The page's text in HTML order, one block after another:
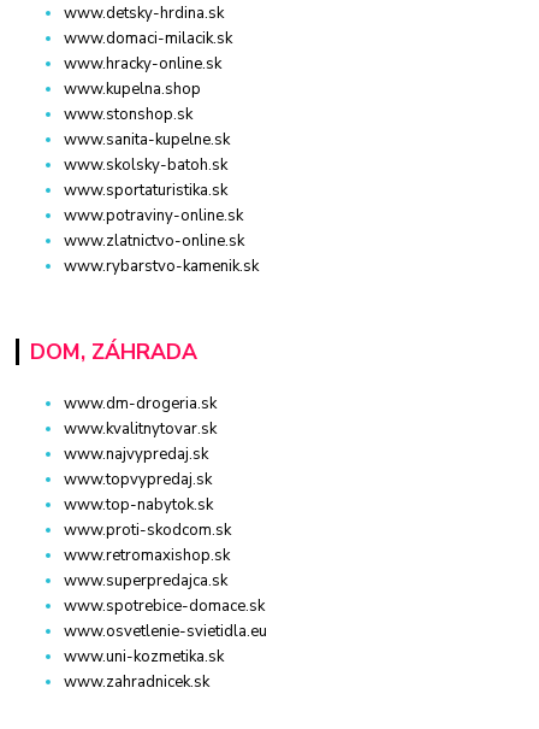
www.detsky-hrdina.sk
www.domaci-milacik.sk
www.hracky-online.sk
www.kupelna.shop
www.stonshop.sk
www.sanita-kupelne.sk
www.skolsky-batoh.sk
www.sportaturistika.sk
www.potraviny-online.sk
www.zlatnictvo-online.sk
www.rybarstvo-kamenik.sk
DOM, ZÁHRADA
www.dm-drogeria.sk
www.kvalitnytovar.sk
www.najvypredaj.sk
www.topvypredaj.sk
www.top-nabytok.sk
www.proti-skodcom.sk
www.retromaxishop.sk
www.superpredajca.sk
www.spotrebice-domace.sk
www.osvetlenie-svietidla.eu
www.uni-kozmetika.sk
www.zahradnicek.sk